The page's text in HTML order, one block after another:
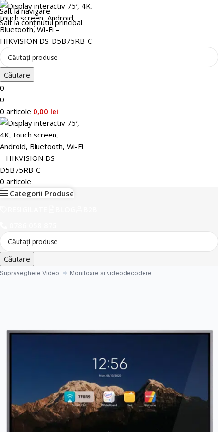
Salt la navigare
Salt la conținutul principal
Căutare
0
0
0 articole 0,00 lei
0 articole
Categorii Produse
Căutare
Supraveghere Video Monitoare si videodecodere